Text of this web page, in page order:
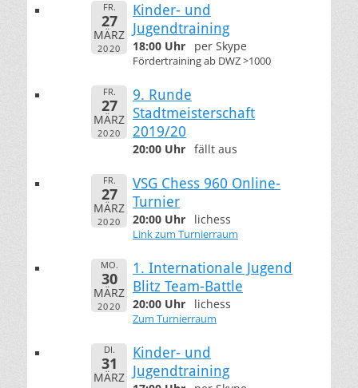
FR.
27
MÄRZ
2020
Kinder- und
Jugendtraining
18:00 Uhr per Skype
Fördertraining ab DWZ >1000
FR.
27
MÄRZ
2020
9. Runde
Stadtmeisterschaft
2019/20
20:00 Uhr fällt aus
FR.
27
MÄRZ
2020
VSG Chess 960 Online-
Turnier
20:00 Uhr lichess
Link zum Turnierraum
MO.
30
MÄRZ
2020
1. Internationale Jugend
Blitz Team-Battle
20:00 Uhr lichess
Zum Turnierraum
DI.
31
MÄRZ
Kinder- und
Jugendtraining